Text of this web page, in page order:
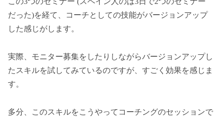
だった)を経て、コーチとしての技能がバージョンアップ
した感じがします。
実際、モニター募集をしたりしながらバージョンアップし
たスキルを試してみているのですが、すごく効果を感じま
す。
多分、このスキルをこうやってコーチングのセッションで